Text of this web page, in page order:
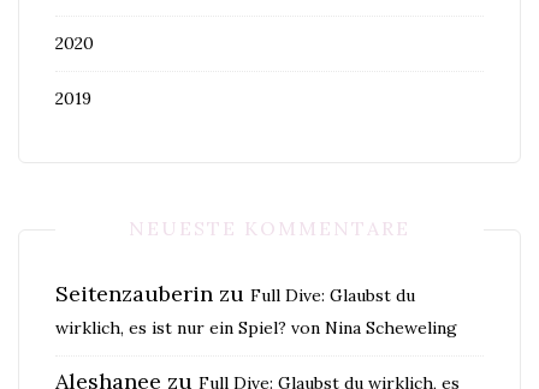
2020
2019
NEUESTE KOMMENTARE
Seitenzauberin zu Full Dive: Glaubst du
wirklich, es ist nur ein Spiel? von Nina Scheweling
Aleshanee zu Full Dive: Glaubst du wirklich, es